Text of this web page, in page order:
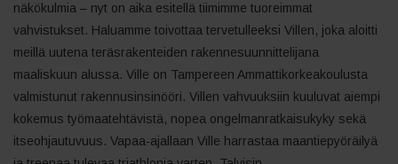
näkökulmia – nyt on aika esitellä tiimimme tuoreimmat
vahvistukset. Haluamme toivottaa tervetulleeksi Villen, joka aloitti
meillä uutena teräsrakenteiden rakennesuunnittelijana
maaliskuun alussa. Ville on Tampereen Ammattikorkeakoulusta
valmistunut rakennusinsinööri. Villen vahvuuksiin kuuluvat aiempi
kokemus työmaatehtävistä, nopea ongelmanratkaisukyky sekä
itseohjautuvuus. Vapaa-ajallaan Ville harrastaa maantiepyöräilyä